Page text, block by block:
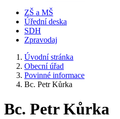
ZŠ a MŠ
Úřední deska
SDH
Zpravodaj
Úvodní stránka
Obecní úřad
Povinné informace
Bc. Petr Kůrka
Bc. Petr Kůrka